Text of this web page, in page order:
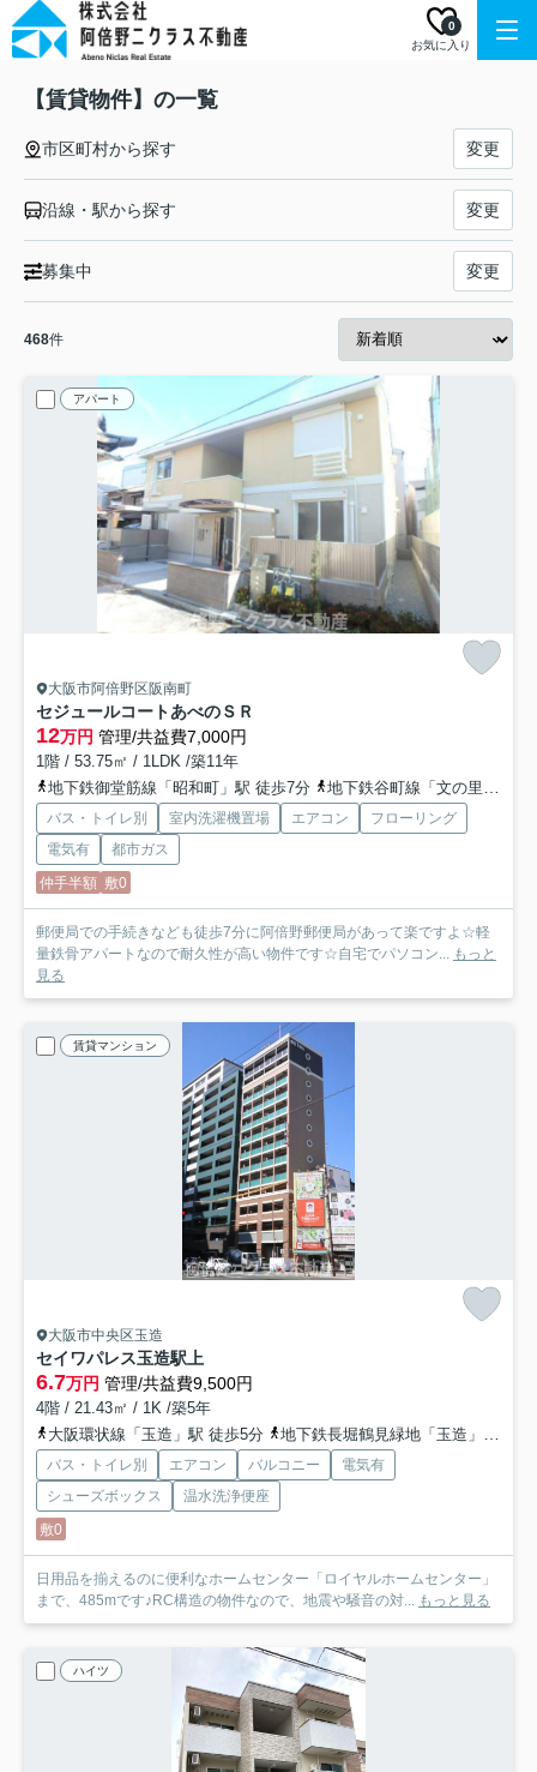
お気に入り
0
【賃貸物件】の一覧
市区町村から探す 変更
沿線・駅から探す 変更
募集中 変更
468件
アパート
大阪市阿倍野区阪南町
セジュールコートあべのＳＲ
12万円 管理/共益費7,000円
1階 / 53.75㎡ / 1LDK /築11年
地下鉄御堂筋線「昭和町」駅 徒歩7分
地下鉄谷町線「文の里」駅 徒歩13分
バス・トイレ別 室内洗濯機置場 エアコン
フローリング
電気有
都市ガス
仲手半額 敷0
郵便局での手続きなども徒歩7分に阿倍野郵便局があって楽ですよ☆軽
量鉄骨アパートなので耐久性が高い物件です☆自宅でパソコン... もっと
見る
賃貸マンション
大阪市中央区玉造
セイワパレス玉造駅上
6.7万円 管理/共益費9,500円
4階 / 21.43㎡ / 1K /築5年
大阪環状線「玉造」駅 徒歩5分
地下鉄長堀鶴見緑地「玉造」駅 徒歩1分
バス・トイレ別 エアコン バルコニー
電気有
シューズボックス
温水洗浄便座
敷0
日用品を揃えるのに便利なホームセンター「ロイヤルホームセンター」
まで、485mです♪RC構造の物件なので、地震や騒音の対... もっと見る
ハイツ